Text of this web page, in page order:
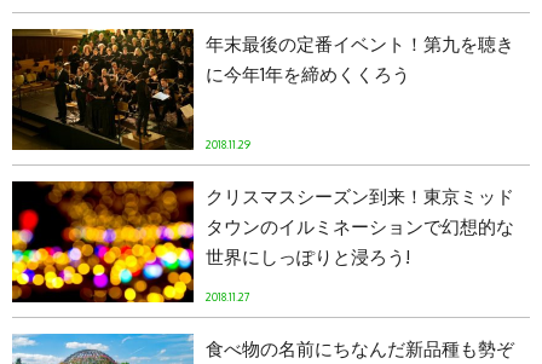
年末最後の定番イベント！第九を聴き
に今年1年を締めくくろう
2018.11.29
クリスマスシーズン到来！東京ミッド
タウンのイルミネーションで幻想的な
世界にしっぽりと浸ろう!
2018.11.27
食べ物の名前にちなんだ新品種も勢ぞ